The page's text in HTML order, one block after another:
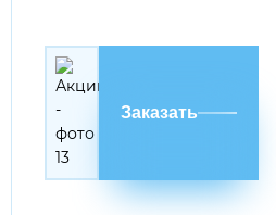
Заказать